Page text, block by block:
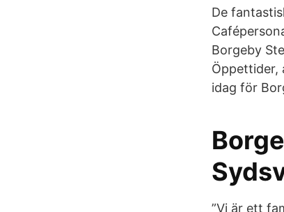
De
Borgeby
Öppettider,
idag för
”Vi är ett